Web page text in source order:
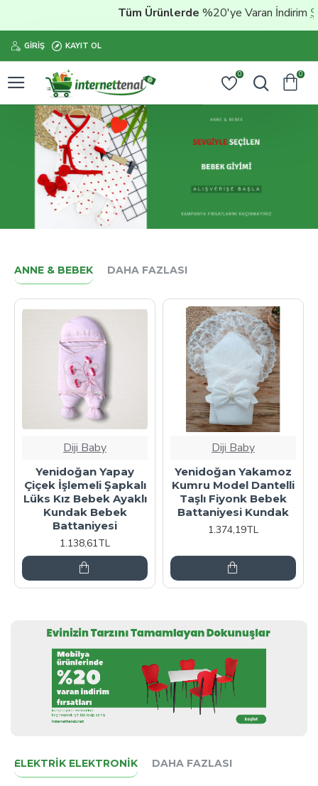
Tüm Ürünlerde%20'ye Varan İndirim Şimdi
GIRIŞ KAYIT OL
0 0
ANNE & BEBEK DAHA FAZLASI
Diji Baby
Yenidoğan Yapay
Çiçek İşlemeli Şapkalı
Lüks Kız Bebek Ayaklı
Kundak Bebek
Battaniyesi
1.138,61TL
Diji Baby
Yenidoğan Yakamoz
Kumru Model Dantelli
Taşlı Fiyonk Bebek
Battaniyesi Kundak
1.374,19TL
ELEKTRIK ELEKTRONIK DAHA FAZLASI